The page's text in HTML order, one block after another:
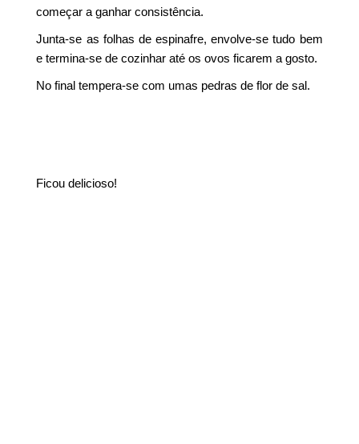
começar a ganhar consistência.
Junta-se as folhas de espinafre, envolve-se tudo bem
e termina-se de cozinhar até os ovos ficarem a gosto.
No final tempera-se com umas pedras de flor de sal.
Ficou delicioso!